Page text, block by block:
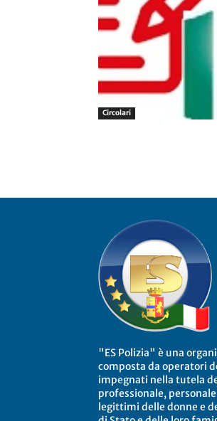
Circolari
"ES Polizia" è una
composta da operatori
impegnati nella tutela
professionale, personale
legittimi delle donne e